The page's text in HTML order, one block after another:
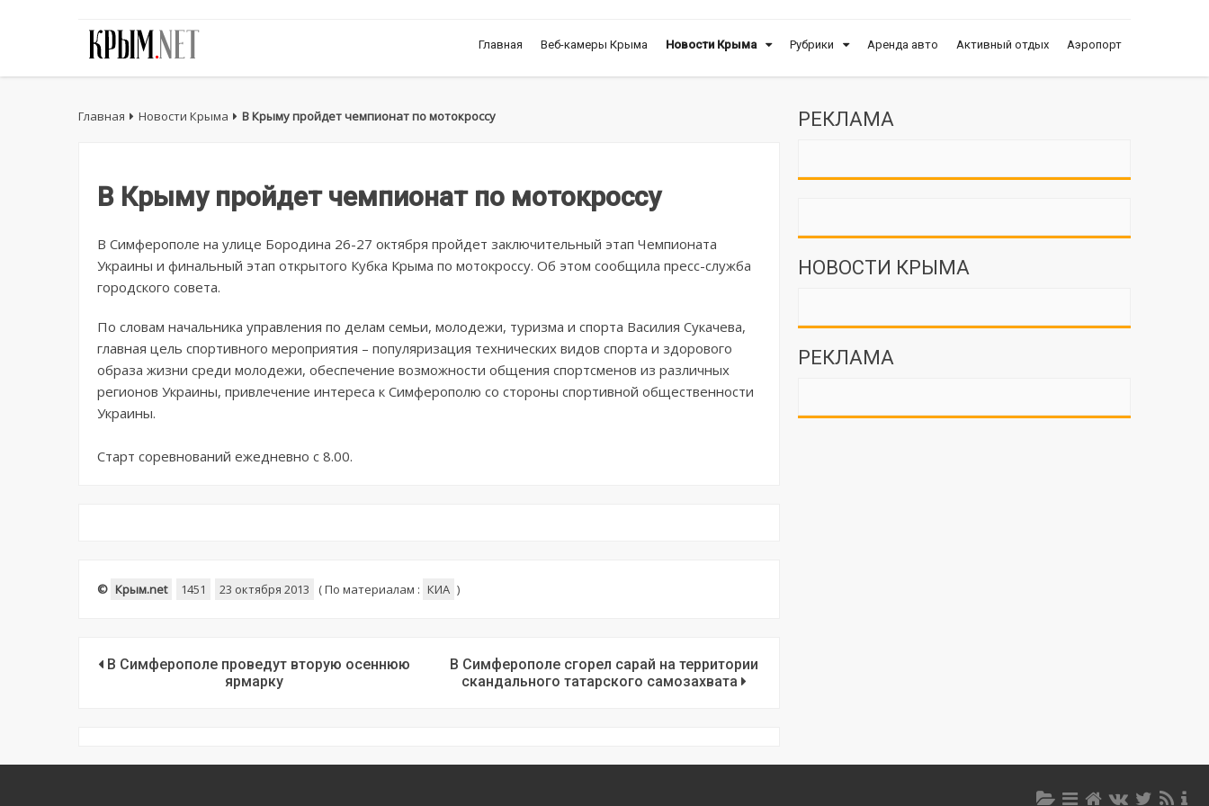
Главная Веб-камеры Крыма Новости Крыма Рубрики Аренда авто Активный отдых Аэропорт
Главная Новости Крыма В Крыму пройдет чемпионат по мотокроссу
В Крыму пройдет чемпионат по мотокроссу
В Симферополе на улице Бородина 26-27 октября пройдет заключительный этап Чемпионата
Украины и финальный этап открытого Кубка Крыма по мотокроссу. Об этом сообщила пресс-служба
городского совета.
По словам начальника управления по делам семьи, молодежи, туризма и спорта Василия Сукачева,
главная цель спортивного мероприятия – популяризация технических видов спорта и здорового
образа жизни среди молодежи, обеспечение возможности общения спортсменов из различных
регионов Украины, привлечение интереса к Симферополю со стороны спортивной общественности
Украины.
Старт соревнований ежедневно с 8.00.
© Крым.net 1451 23 октября 2013 (По материалам : КИА )
В Симферополе проведут вторую осеннюю
ярмарку
В Симферополе сгорел сарай на территории
скандального татарского самозахвата
РЕКЛАМА
НОВОСТИ КРЫМА
РЕКЛАМА